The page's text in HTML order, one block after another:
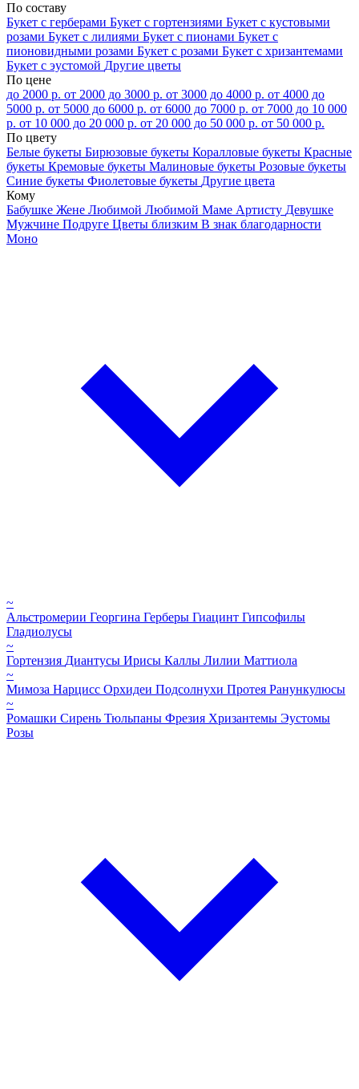
По составу
Букет с герберами Букет с гортензиями Букет с кустовыми
розами Букет с лилиями Букет с пионами Букет с
пионовидными розами Букет с розами Букет с хризантемами
Букет с эустомой Другие цветы
По цене
до 2000 р. от 2000 до 3000 р. от 3000 до 4000 р. от 4000 до
5000 р. от 5000 до 6000 р. от 6000 до 7000 р. от 7000 до 10 000
р. от 10 000 до 20 000 р. от 20 000 до 50 000 р. от 50 000 р.
По цвету
Белые букеты Бирюзовые букеты Коралловые букеты Красные
букеты Кремовые букеты Малиновые букеты Розовые букеты
Синие букеты Фиолетовые букеты Другие цвета
Кому
Бабушке Жене Любимой Любимой Маме Артисту Девушке
Мужчине Подруге Цветы близким В знак благодарности
Моно
~
Альстромерии Георгина Герберы Гиацинт Гипсофилы
Гладиолусы
~
Гортензия Диантусы Ирисы Каллы Лилии Маттиола
~
Мимоза Нарцисс Орхидеи Подсолнухи Протея Ранункулюсы
~
Ромашки Сирень Тюльпаны Фрезия Хризантемы Эустомы
Розы